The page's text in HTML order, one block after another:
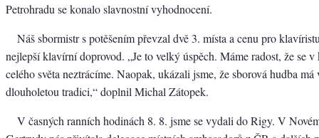
Petrohradu se konalo slavnostní vyhodnocení.
Náš sbormistr s potěšením převzal dvě 3. místa a cenu pro
nejlepší klavírní doprovod. „Je to velký úspěch. Máme radost, že se
celého světa neztrácíme. Naopak, ukázali jsme, že sborová hudba
dlouholetou tradici,“ doplnil Michal Zátopek.
V časných ranních hodinách 8. 8. jsme se vydali do Rigy. V